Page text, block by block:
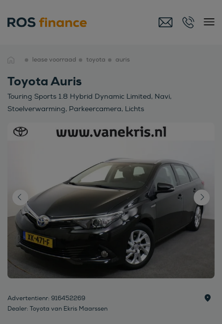
lease voorraad toyota auris
Toyota Auris
Touring Sports 1.8 Hybrid Dynamic Limited, Navi,
Stoelverwarming, Parkeercamera, Lichts
Advertentienr: 916452269
Dealer: Toyota van Ekris Maarssen